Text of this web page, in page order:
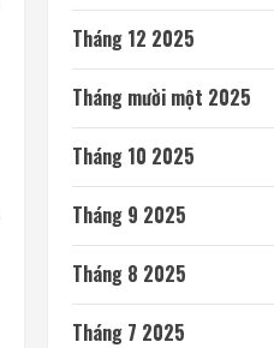
Tháng 12 2025
Tháng mười một 2025
Tháng 10 2025
Tháng 9 2025
Tháng 8 2025
Tháng 7 2025